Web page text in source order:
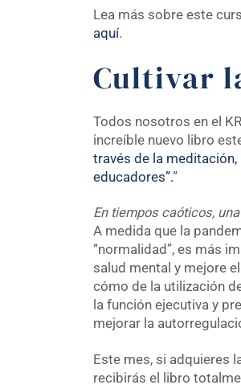
Lea más sobre este
aquí.
Cultivar
Todos nosotros en el
increíble nuevo libro
través de la meditación,
educadores”.”
En tiempos caóticos,
A medida que la
“normalidad”, es más
salud mental y mejore
cómo de la utilización
la función ejecutiva y
mejorar la
Este mes, si adquieres
recibirás el libro